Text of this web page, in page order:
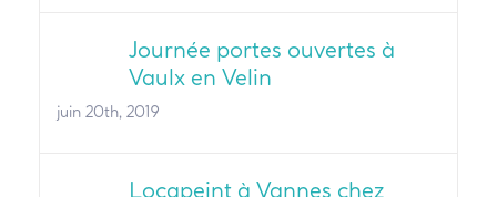
Journée portes ouvertes à
Vaulx en Velin
juin 20th, 2019
Locapeint à Vannes chez